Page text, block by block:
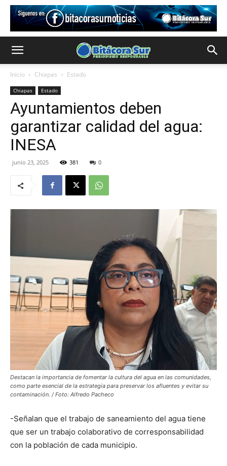
Inicio Chiapas Estado
Chiapas Estado
Ayuntamientos deben
garantizar calidad del agua:
INESA
junio 23, 2025 381 0
Destacan la importancia de fomentar la cultura del agua en las comunidades,
como parte esencial de la estrategia para preservar los afluentes y evitar su
contaminación. / Foto: Alfredo Pacheco
-Señalan que el trabajo de saneamiento del agua tiene
que ser un trabajo colaborativo de corresponsabilidad
con la población de cada municipio.